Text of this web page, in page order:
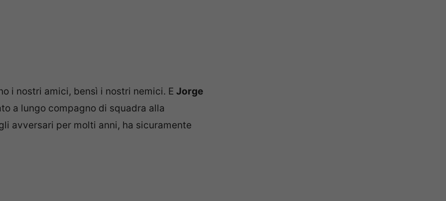
i nostri amici, bensì i nostri nemici. E Jorge
a lungo compagno di squadra alla
avversari per molti anni, ha sicuramente